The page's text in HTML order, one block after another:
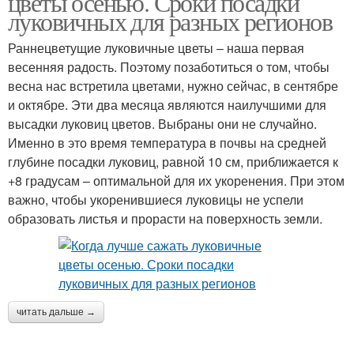
луковичных для разных регионов
Раннецветущие луковичные цветы – наша первая
весенняя радость. Поэтому позаботиться о том, чтобы
весна нас встретила цветами, нужно сейчас, в сентябре
и октябре. Эти два месяца являются наилучшими для
высадки луковиц цветов. Выбраны они не случайно.
Именно в это время температура в почвы на средней
глубине посадки луковиц, равной 10 см, приближается к
+8 градусам – оптимальной для их укоренения. При этом
важно, чтобы укоренившиеся луковицы не успели
образовать листья и прорасти на поверхность земли.
читать дальше →